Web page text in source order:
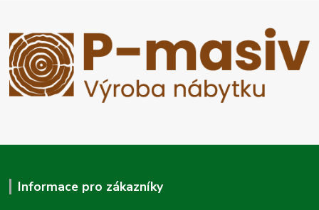
Informace pro zákazníky